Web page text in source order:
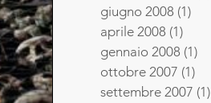
giugno 2008 (1)
aprile 2008 (1)
gennaio 2008 (1)
ottobre 2007 (1)
settembre 2007 (1)